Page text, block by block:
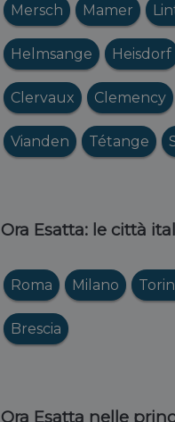
Mersch Mamer
Helmsange Heisdorf
Clervaux Clemency
Vianden Tétange
Ora Esatta: le città
Roma Milano
Brescia
Ora Esatta nelle